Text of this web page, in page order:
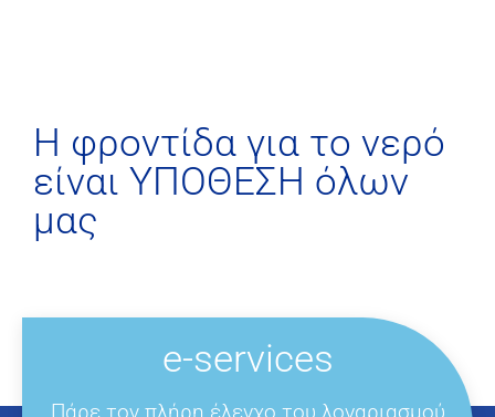
H φροντίδα για το νερό
είναι ΥΠΟΘΕΣΗ όλων
μας
e-services